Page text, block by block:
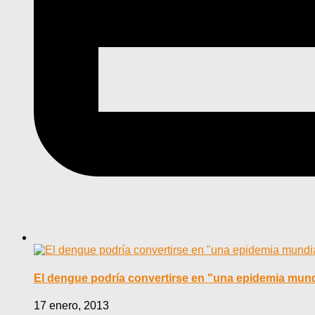
El dengue podría convertirse en "una epidemia
17 enero, 2013